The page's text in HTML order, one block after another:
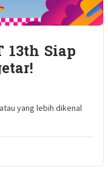
13th Siap
yang lebih dikenal